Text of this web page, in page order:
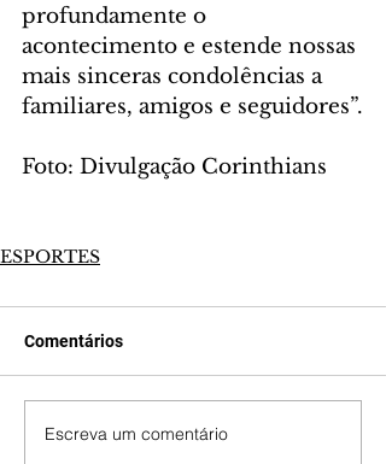
profundamente o
acontecimento e estende nossas
mais sinceras condolências a
familiares, amigos e seguidores”.
Foto: Divulgação Corinthians
ESPORTES
Comentários
Escreva um comentário